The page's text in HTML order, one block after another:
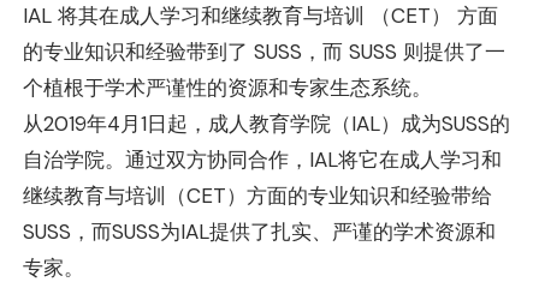
IAL 将其在成人学习和继续教育与培训 （CET） 方面
的专业知识和经验带到了 SUSS，而 SUSS 则提供了一
个植根于学术严谨性的资源和专家生态系统。
从2019年4月1日起，成人教育学院（IAL）成为SUSS的
自治学院。通过双方协同合作，IAL将它在成人学习和
继续教育与培训（CET）方面的专业知识和经验带给
SUSS，而SUSS为IAL提供了扎实、严谨的学术资源和
专家。